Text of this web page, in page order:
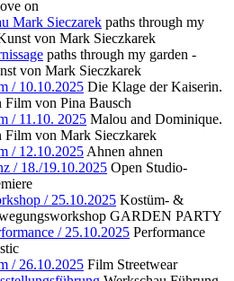
on
Mark Sieczarek paths through my
von Mark Sieczkarek
paths through my garden -
von Mark Sieczkarek
/ 10.10.2025 Die Klage der Kaiserin.
Film von Pina Bausch
/ 11.10. 2025 Malou and Dominique.
Film von Mark Sieczkarek
/ 12.10.2025 Ahnen ahnen
/ 18./19.10.2025 Open Studio-
/ 25.10.2025 Kostüm- &
GARDEN PARTY
/ 25.10.2025 Performance
/ 26.10.2025 Film Streetwear